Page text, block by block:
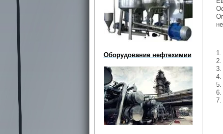
Оборудование нефтехимии
1.
2.
3.
4.
5.
6.
7.